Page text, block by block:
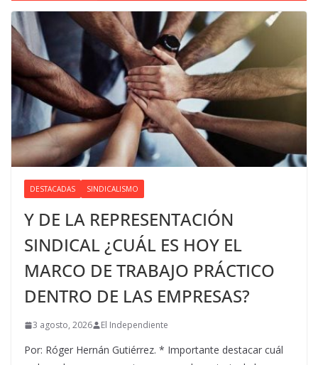
DESTACADAS SINDICALISMO
Y DE LA REPRESENTACIÓN
SINDICAL ¿CUÁL ES HOY EL
MARCO DE TRABAJO PRÁCTICO
DENTRO DE LAS EMPRESAS?
3 agosto, 2026 El Independiente
Por: Róger Hernán Gutiérrez. * Importante destacar cuál